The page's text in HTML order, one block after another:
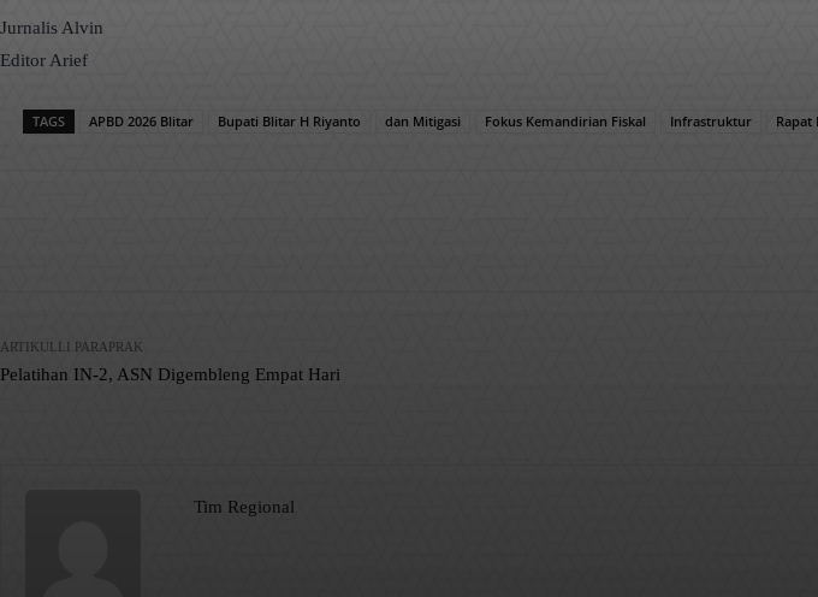
Jurnalis Alvin
Editor Arief
TAGS APBD 2026 Blitar Bupati Blitar H Riyanto dan Mitigasi Fokus Kemandirian Fiskal Infrastruktur Rapat
ARTIKULLI PARAPRAK
Pelatihan IN-2, ASN Digembleng Empat Hari
Tim Regional